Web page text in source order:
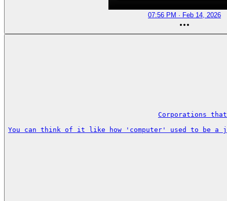
07:56 PM · Feb 14, 2026
Corporations
You can think of it like how 'computer' used to be a